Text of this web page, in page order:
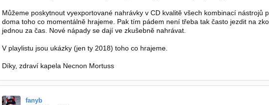
Můžeme poskytnout vyexportované nahrávky v CD kvalitě všech kombinací nástrojů
doma toho co momentálně hrajeme. Pak tím pádem není třeba tak často jezdit na
jednou za čas. Nové nápady se dají ve zkušebně nahrávat.
V playlistu jsou ukázky (jen ty 2018) toho co hrajeme.
Díky, zdraví kapela Necnon Mortuss
fanyb